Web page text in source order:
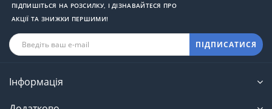
ПІДПИШІТЬСЯ НА РОЗСИЛКУ, І ДІЗНАВАЙТЕСЯ ПРО
АКЦІЇ ТА ЗНИЖКИ ПЕРШИМИ!
ПІДПИСАТИСЯ
Інформація